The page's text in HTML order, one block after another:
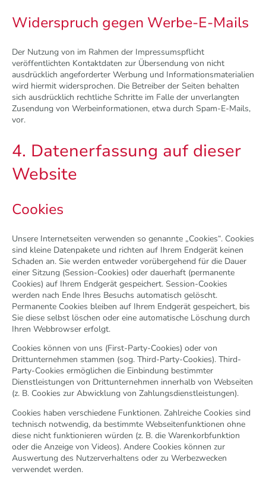
Widerspruch gegen Werbe-E-Mails
Der Nutzung von im Rahmen der Impressumspflicht
veröffentlichten Kontaktdaten zur Übersendung von nicht
ausdrücklich angeforderter Werbung und Informationsmaterialien
wird hiermit widersprochen. Die Betreiber der Seiten behalten
sich ausdrücklich rechtliche Schritte im Falle der unverlangten
Zusendung von Werbeinformationen, etwa durch Spam-E-Mails,
vor.
4. Datenerfassung auf dieser
Website
Cookies
Unsere Internetseiten verwenden so genannte „Cookies“. Cookies
sind kleine Datenpakete und richten auf Ihrem Endgerät keinen
Schaden an. Sie werden entweder vorübergehend für die Dauer
einer Sitzung (Session-Cookies) oder dauerhaft (permanente
Cookies) auf Ihrem Endgerät gespeichert. Session-Cookies
werden nach Ende Ihres Besuchs automatisch gelöscht.
Permanente Cookies bleiben auf Ihrem Endgerät gespeichert, bis
Sie diese selbst löschen oder eine automatische Löschung durch
Ihren Webbrowser erfolgt.
Cookies können von uns (First-Party-Cookies) oder von
Drittunternehmen stammen (sog. Third-Party-Cookies). Third-
Party-Cookies ermöglichen die Einbindung bestimmter
Dienstleistungen von Drittunternehmen innerhalb von Webseiten
(z. B. Cookies zur Abwicklung von Zahlungsdienstleistungen).
Cookies haben verschiedene Funktionen. Zahlreiche Cookies sind
technisch notwendig, da bestimmte Webseitenfunktionen ohne
diese nicht funktionieren würden (z. B. die Warenkorbfunktion
oder die Anzeige von Videos). Andere Cookies können zur
Auswertung des Nutzerverhaltens oder zu Werbezwecken
verwendet werden.